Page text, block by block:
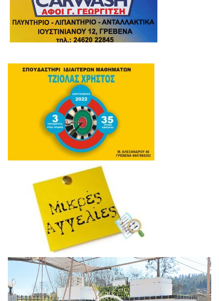
Πρόγραμμα
Αναπαραγωγής
Βίντεο